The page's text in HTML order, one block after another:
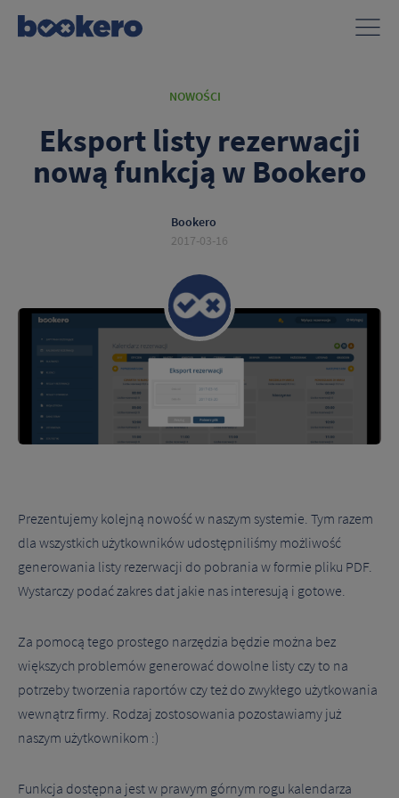
NOWOŚCI
Eksport listy rezerwacji
nową funkcją w Bookero
Bookero
2017-03-16
Prezentujemy kolejną nowość w naszym systemie. Tym razem
dla wszystkich użytkowników udostępniliśmy możliwość
generowania listy rezerwacji do pobrania w formie pliku PDF.
Wystarczy podać zakres dat jakie nas interesują i gotowe.
Za pomocą tego prostego narzędzia będzie można bez
większych problemów generować dowolne listy czy to na
potrzeby tworzenia raportów czy też do zwykłego użytkowania
wewnątrz firmy. Rodzaj zostosowania pozostawiamy już
naszym użytkownikom :)
Funkcja dostępna jest w prawym górnym rogu kalendarza
strony. Ustawiając poszczególne narzędzia jako włączone, godzisz
się, by informacje przez nie gromadzone były przetwarzane przez
administratora tej strony, jak również przez dostawców narzędzi
Jeżeli chcesz zaakceptować wszystkie zastosowane na stronie pliki
cookies, po prostu kliknij w przycisk poniżej.
Akceptuję wszystkie pliki cookies
Aby dokonać bardziej zaawansowanych ustawień, skorzystaj z
poniższych opcji.
Niezbędne cookies
Narzędzia Google
Korzystamy z Google Analytics, czyli narzędzia pozwalającego na
gromadzenie, przeglądanie i analizę statystyk związanych z aktywnością
użytkowników na naszej stronie. Kod śledzący Google Analytics
mogą być wykorzystywane w ustawieniach kampanii reklamowych
prowadzonych z wykorzystaniem Google Ads. Jeżeli sobie tego nie
życzysz, możesz wyłączyć narzędzia Google.
Facebook Pixel
W kodzie strony zaimplementowany jest Pixel Facebooka. To kod, który
Facebooka. W ramach tego narzędzia nie są gromadzone jakiekolwiek